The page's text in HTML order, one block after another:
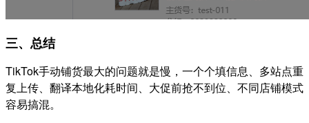
三、总结
TikTok手动铺货最大的问题就是慢，一个个填信息、多站点重
复上传、翻译本地化耗时间、大促前抢不到位、不同店铺模式
容易搞混。